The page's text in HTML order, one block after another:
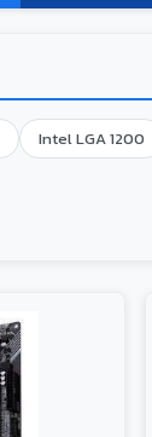
Intel LGA 1200